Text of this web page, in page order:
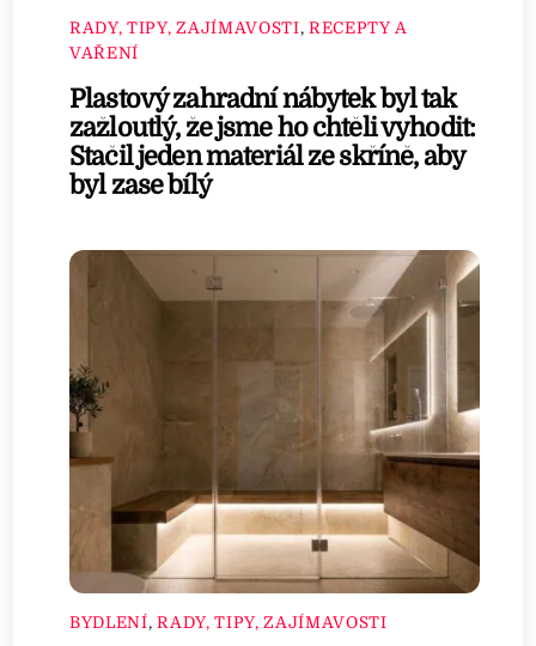
RADY, TIPY, ZAJÍMAVOSTI, RECEPTY A
VAŘENÍ
Plastový zahradní nábytek byl tak
zažloutlý, že jsme ho chtěli vyhodit:
Stačil jeden materiál ze skříně, aby
byl zase bílý
BYDLENÍ,RADY, TIPY, ZAJÍMAVOSTI